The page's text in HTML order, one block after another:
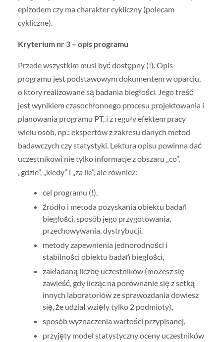
epizodem czy ma charakter cykliczny (polecam
cykliczne).
Kryterium nr 3 – opis programu
Przede wszystkim musi być dostępny (!). Opis
programu jest podstawowym dokumentem w oparciu,
o który realizowane są badania biegłości. Jego treść
jest wynikiem czasochłonnego procesu projektowania i
planowania programu PT, i z reguły efektem pracy
wielu osób, np.: ekspertów z zakresu danych metod
badawczych czy statystyki. Lektura opisu powinna dać
uczestnikowi nie tylko informacje z obszaru „co”,
„gdzie”, „kiedy” i „za ile”, ale również:
cel programu (!),
źródło i metoda pozyskania obiektu badań
biegłości, sposób jego przygotowania,
przechowywania, dystrybucji,
metody zapewnienia jednorodności i
stabilności obiektu badań biegłości,
zakładaną liczbę uczestników (możesz się
zawieść, gdy licząc na porównanie się z setką
innych laboratoriów ze sprawozdania dowiesz
się, że udział wzięły tylko 2 podmioty),
sposób wyznaczenia wartości przypisanej,
przyjęty model statystyczny oceny uczestników